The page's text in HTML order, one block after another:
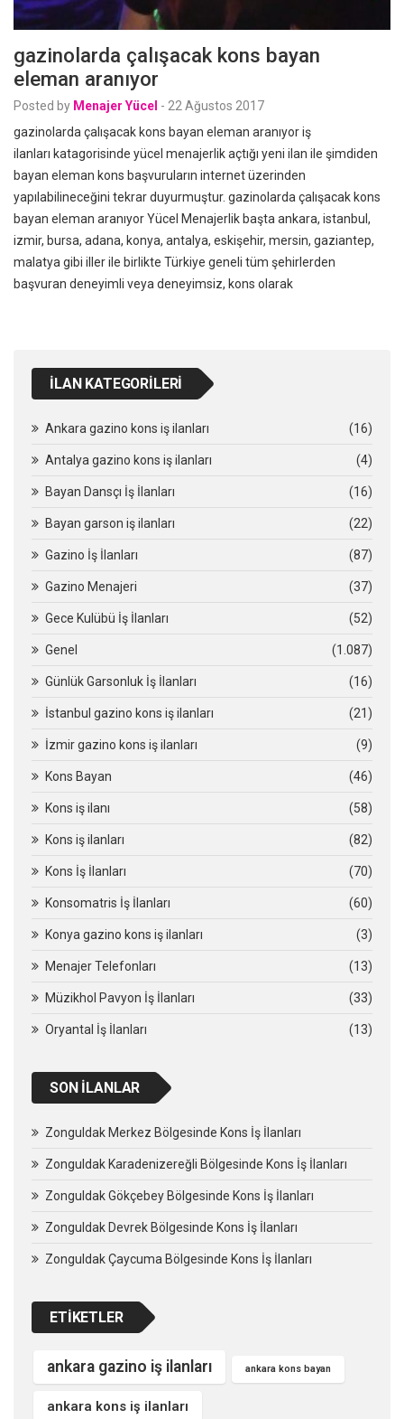
gazinolarda çalışacak kons bayan
eleman aranıyor
Posted by Menajer Yücel - 22 Ağustos 2017
gazinolarda çalışacak kons bayan eleman aranıyor iş
ilanları katagorisinde yücel menajerlik açtığı yeni ilan ile şimdiden
bayan eleman kons başvuruların internet üzerinden
yapılabilineceğini tekrar duyurmuştur. gazinolarda çalışacak kons
bayan eleman aranıyor Yücel Menajerlik başta ankara, istanbul,
izmir, bursa, adana, konya, antalya, eskişehir, mersin, gaziantep,
malatya gibi iller ile birlikte Türkiye geneli tüm şehirlerden
başvuran deneyimli veya deneyimsiz, kons olarak
İLAN KATEGORILERI
Ankara gazino kons iş ilanları (16)
Antalya gazino kons iş ilanları (4)
Bayan Dansçı İş İlanları (16)
Bayan garson iş ilanları (22)
Gazino İş İlanları (87)
Gazino Menajeri (37)
Gece Kulübü İş İlanları (52)
Genel (1.087)
Günlük Garsonluk İş İlanları (16)
İstanbul gazino kons iş ilanları (21)
İzmir gazino kons iş ilanları (9)
Kons Bayan (46)
Kons iş ilanı (58)
Kons iş ilanları (82)
Kons İş İlanları (70)
Konsomatris İş İlanları (60)
Konya gazino kons iş ilanları (3)
Menajer Telefonları (13)
Müzikhol Pavyon İş İlanları (33)
Oryantal İş İlanları (13)
SON İLANLAR
Zonguldak Merkez Bölgesinde Kons İş İlanları
Zonguldak Karadenizereğli Bölgesinde Kons İş İlanları
Zonguldak Gökçebey Bölgesinde Kons İş İlanları
Zonguldak Devrek Bölgesinde Kons İş İlanları
Zonguldak Çaycuma Bölgesinde Kons İş İlanları
ETIKETLER
ankara gazino iş ilanları ankara kons bayan
ankara kons iş ilanları